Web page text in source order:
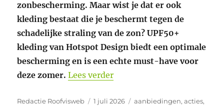
zonbescherming. Maar wist je dat er ook
kleding bestaat die je beschermt tegen de
schadelijke straling van de zon? UPF50+
kleding van Hotspot Design biedt een optimale
bescherming en is een echte must-have voor
deze zomer. Lees verder“Bescherm je huid tegen
Auteur
Redactie Roofvisweb
Geplaatst
1 juli 2026 Categorieën
aanbiedingen,acties,